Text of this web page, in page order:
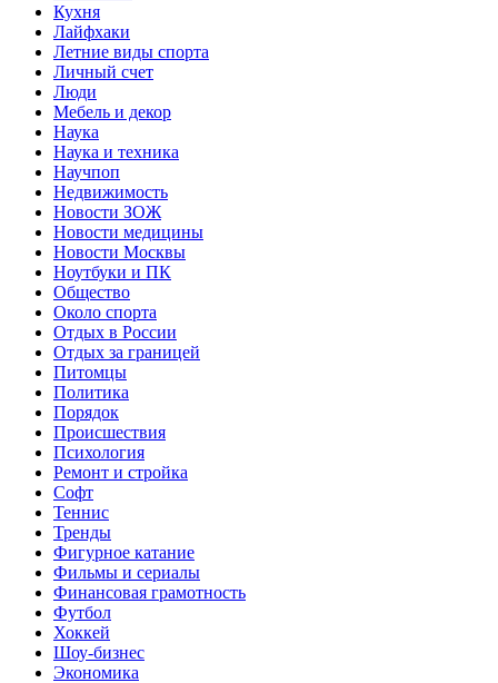
Кухня
Лайфхаки
Летние виды спорта
Личный счет
Люди
Мебель и декор
Наука
Наука и техника
Научпоп
Недвижимость
Новости ЗОЖ
Новости медицины
Новости Москвы
Ноутбуки и ПК
Общество
Около спорта
Отдых в России
Отдых за границей
Питомцы
Политика
Порядок
Происшествия
Психология
Ремонт и стройка
Софт
Теннис
Тренды
Фигурное катание
Фильмы и сериалы
Финансовая грамотность
Футбол
Хоккей
Шоу-бизнес
Экономика